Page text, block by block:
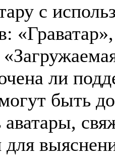
с
ли
быть
аватары,